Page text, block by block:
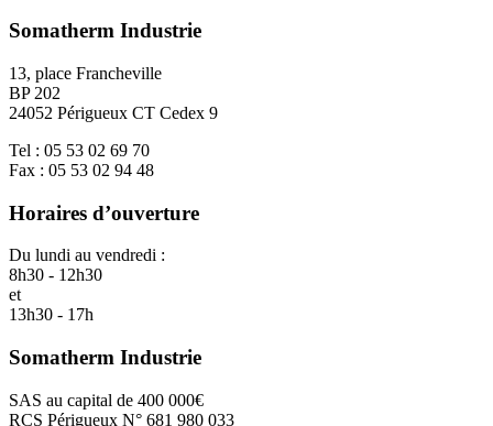
Somatherm Industrie
13, place Francheville
BP 202
24052 Périgueux CT Cedex 9
Tel : 05 53 02 69 70
Fax : 05 53 02 94 48
Horaires d’ouverture
Du lundi au vendredi :
8h30 - 12h30
et
13h30 - 17h
Somatherm Industrie
SAS au capital de 400 000€
RCS Périgueux N° 681 980 033